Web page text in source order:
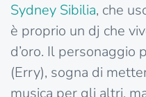
Sydney Sibilia, che
è proprio un dj che
d’oro. Il personaggio
(Erry), sogna di